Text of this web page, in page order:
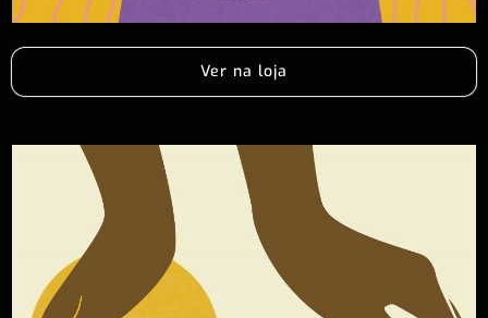
Ver na loja